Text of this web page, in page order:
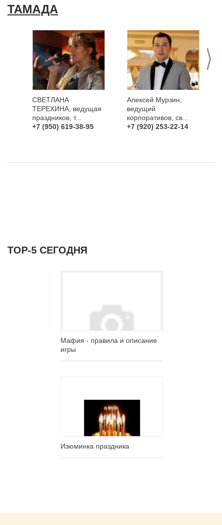
ТАМАДА
>
СВЕТЛАНА
ТЕРЕХИНА, ведущая
праздников, т...
+7 (950) 619-38-95
Алексей Мурзин,
ведущий
корпоративов, св...
+7 (920) 253-22-14
ТОР-5 СЕГОДНЯ
Мафия - правила и описание
игры
Изюминка праздника